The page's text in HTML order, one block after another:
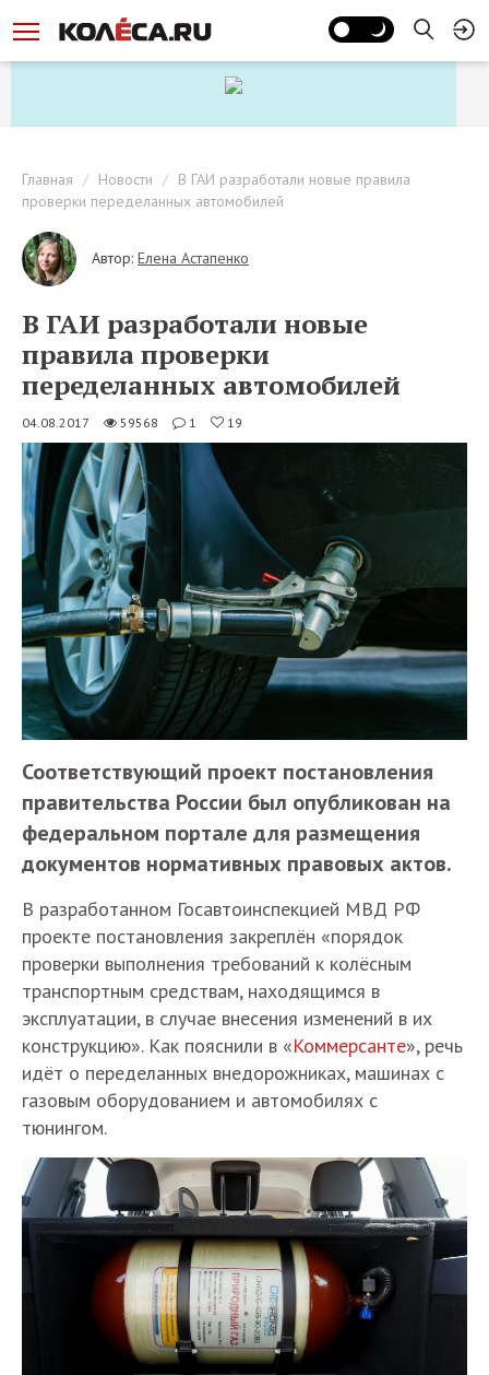
Главная Новости
В ГАИ разработали новые правила
проверки переделанных автомобилей
Автор: Елена Астапенко
В ГАИ разработали новые
правила проверки
переделанных автомобилей
04.08.2017 59568 1 19
Соответствующий проект постановления
правительства России был опубликован на
федеральном портале для размещения
документов нормативных правовых актов.
В разработанном Госавтоинспекцией МВД РФ
проекте постановления закреплён «порядок
проверки выполнения требований к колёсным
транспортным средствам, находящимся в
эксплуатации, в случае внесения изменений в их
конструкцию». Как пояснили в «Коммерсанте», речь
идёт о переделанных внедорожниках, машинах с
газовым оборудованием и автомобилях с
тюнингом.